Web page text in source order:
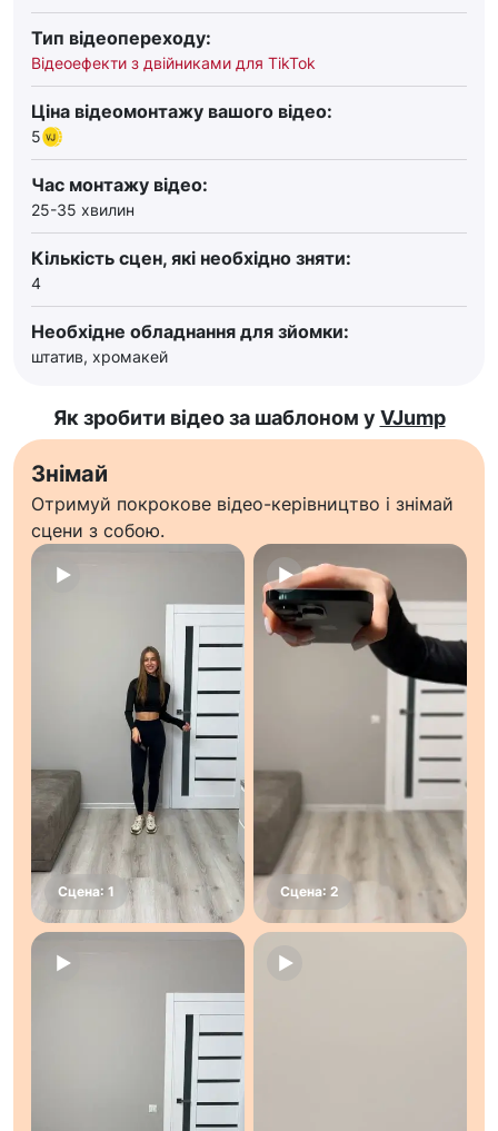
Тип відеопереходу:
Відеоефекти з двійниками для TikTok
Ціна відеомонтажу вашого відео:
5
Час монтажу відео:
25-35 хвилин
Кількість сцен, які необхідно зняти:
4
Необхідне обладнання для зйомки:
штатив, хромакей
Як зробити відео за шаблоном у VJump
Знімай
Отримуй покрокове відео-керівництво і знімай
сцени з собою.